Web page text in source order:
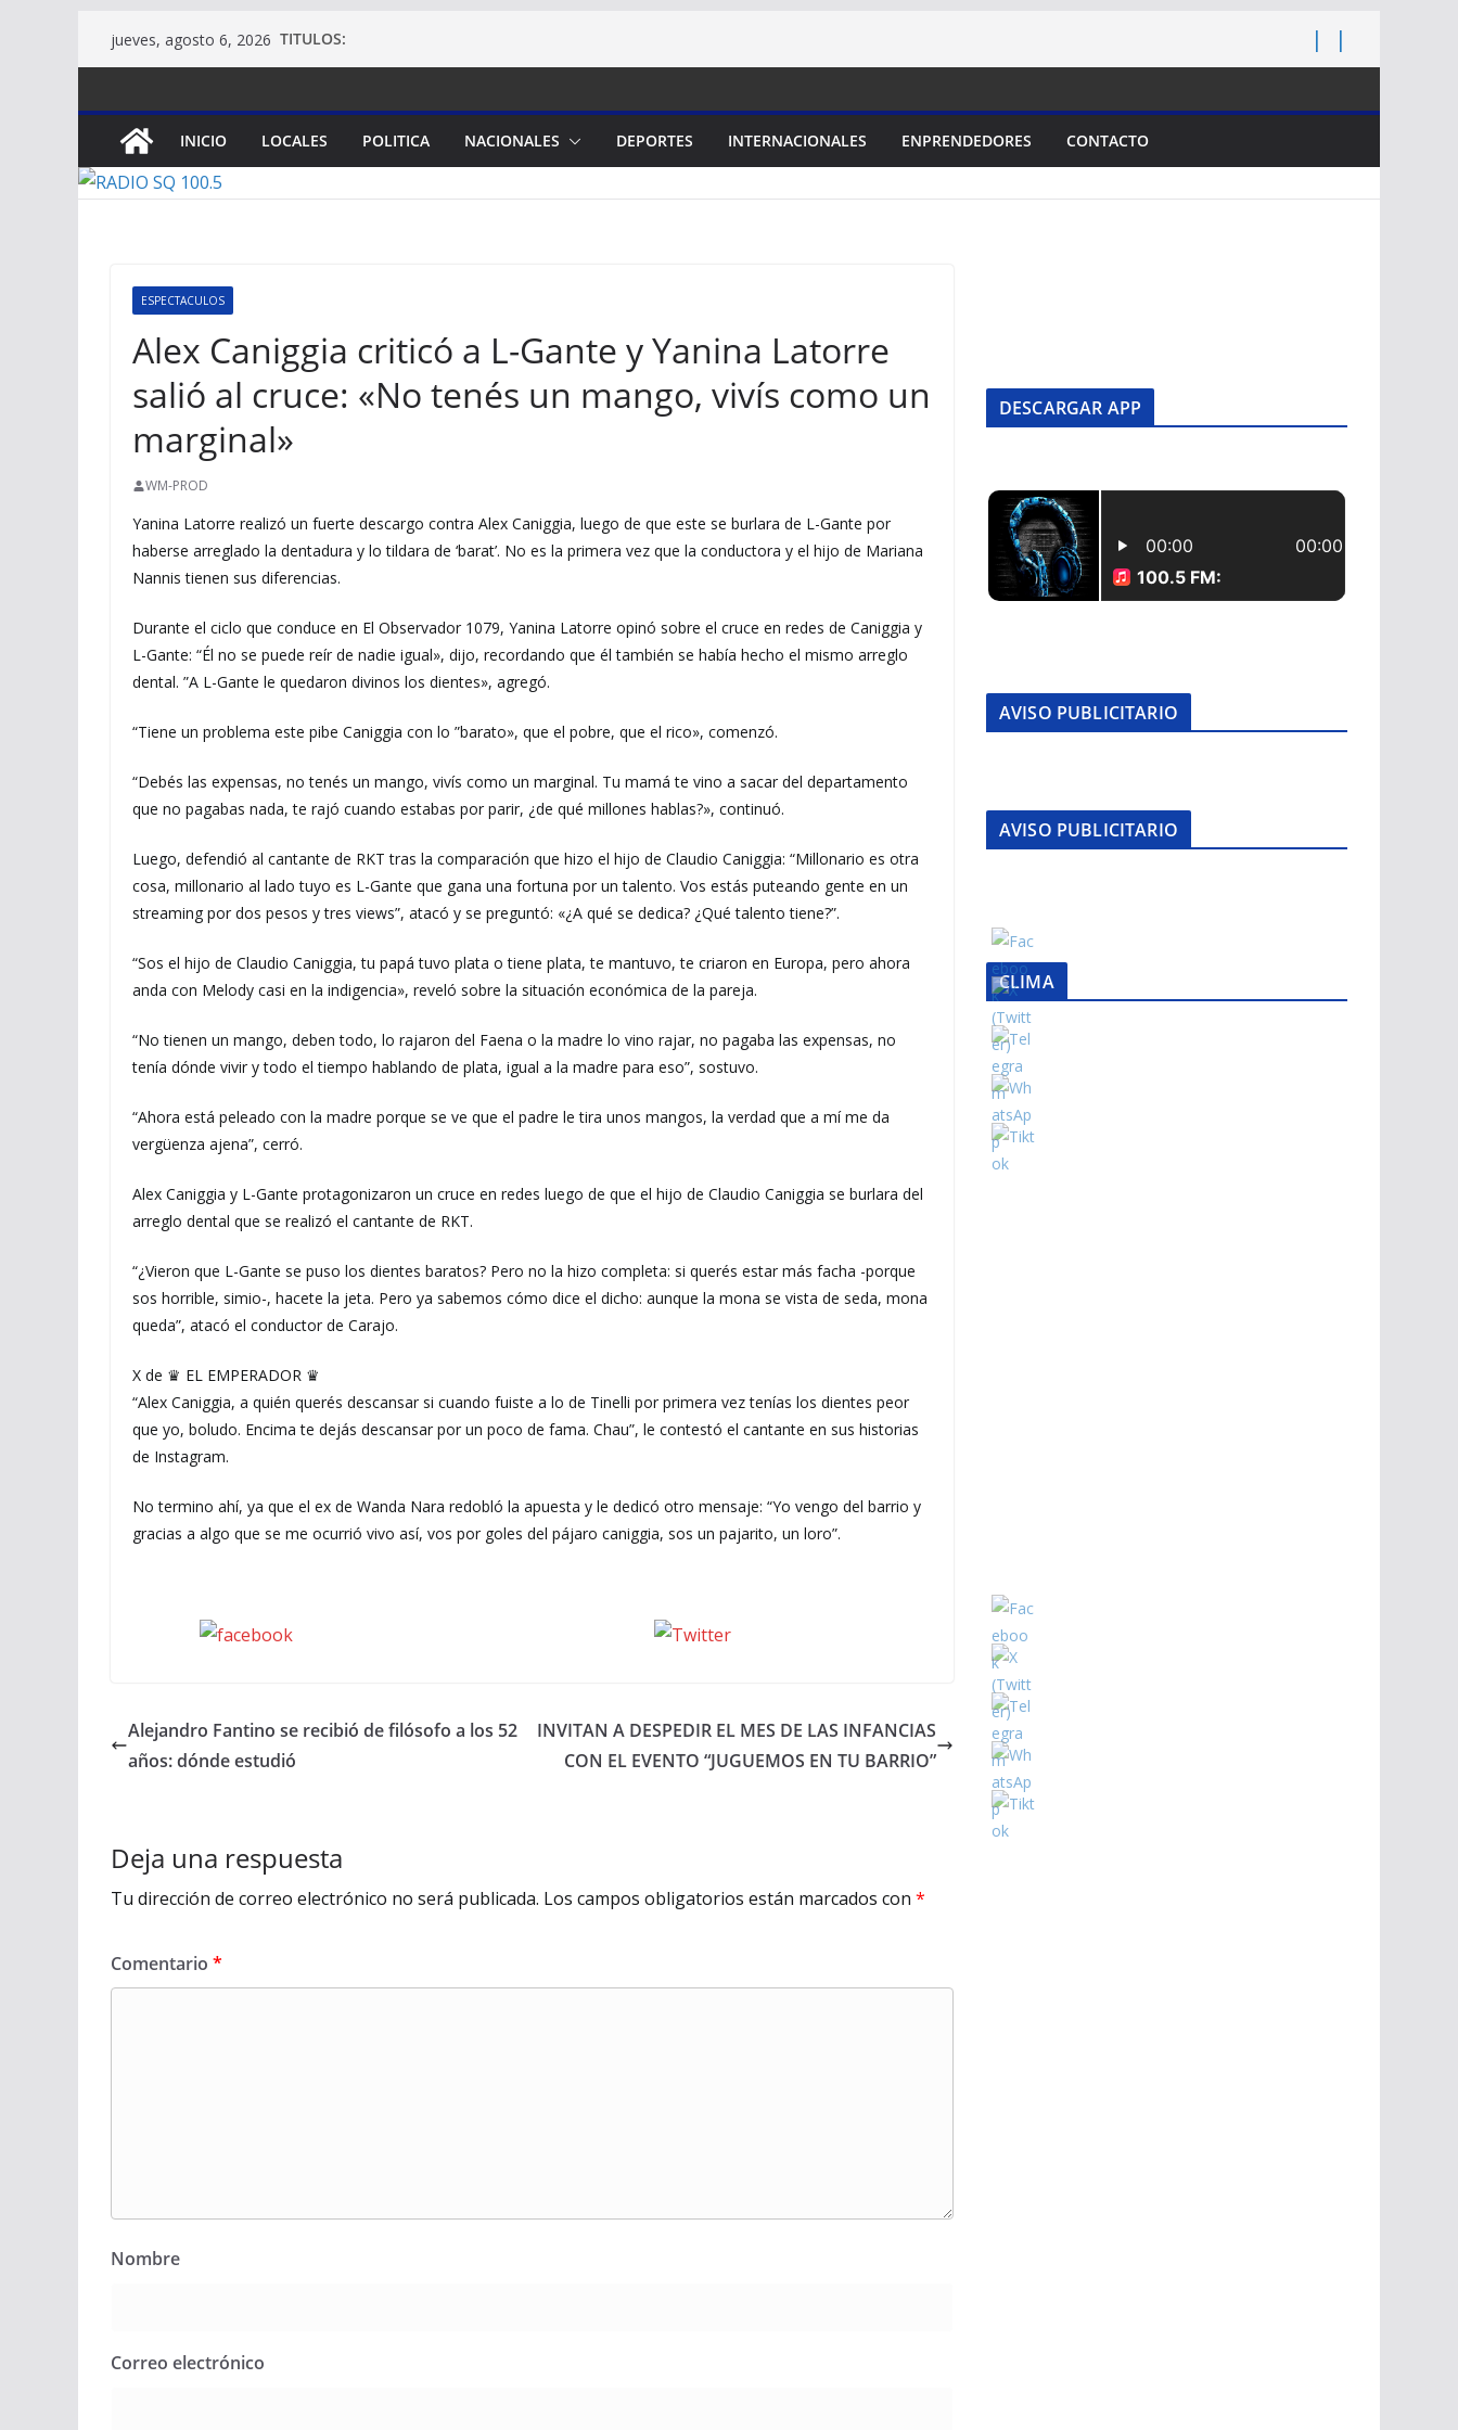
jueves, agosto 6, 2026 TITULOS:
INICIO LOCALES POLITICA NACIONALES DEPORTES INTERNACIONALES ENPRENDEDORES CONTACTO
ESPECTACULOS
Alex Caniggia criticó a L-Gante y Yanina Latorre
salió al cruce: «No tenés un mango, vivís como un
marginal»
WM-PROD
Yanina Latorre realizó un fuerte descargo contra Alex Caniggia, luego de que este se burlara de L-Gante por
haberse arreglado la dentadura y lo tildara de ‘barat’. No es la primera vez que la conductora y el hijo de Mariana
Nannis tienen sus diferencias.
Durante el ciclo que conduce en El Observador 1079, Yanina Latorre opinó sobre el cruce en redes de Caniggia y
L-Gante: “Él no se puede reír de nadie igual», dijo, recordando que él también se había hecho el mismo arreglo
dental. ”A L-Gante le quedaron divinos los dientes», agregó.
“Tiene un problema este pibe Caniggia con lo ”barato», que el pobre, que el rico», comenzó.
“Debés las expensas, no tenés un mango, vivís como un marginal. Tu mamá te vino a sacar del departamento
que no pagabas nada, te rajó cuando estabas por parir, ¿de qué millones hablas?», continuó.
Luego, defendió al cantante de RKT tras la comparación que hizo el hijo de Claudio Caniggia: “Millonario es otra
cosa, millonario al lado tuyo es L-Gante que gana una fortuna por un talento. Vos estás puteando gente en un
streaming por dos pesos y tres views”, atacó y se preguntó: «¿A qué se dedica? ¿Qué talento tiene?”.
“Sos el hijo de Claudio Caniggia, tu papá tuvo plata o tiene plata, te mantuvo, te criaron en Europa, pero ahora
anda con Melody casi en la indigencia», reveló sobre la situación económica de la pareja.
“No tienen un mango, deben todo, lo rajaron del Faena o la madre lo vino rajar, no pagaba las expensas, no
tenía dónde vivir y todo el tiempo hablando de plata, igual a la madre para eso”, sostuvo.
“Ahora está peleado con la madre porque se ve que el padre le tira unos mangos, la verdad que a mí me da
vergüenza ajena”, cerró.
Alex Caniggia y L-Gante protagonizaron un cruce en redes luego de que el hijo de Claudio Caniggia se burlara del
arreglo dental que se realizó el cantante de RKT.
“¿Vieron que L-Gante se puso los dientes baratos? Pero no la hizo completa: si querés estar más facha -porque
sos horrible, simio-, hacete la jeta. Pero ya sabemos cómo dice el dicho: aunque la mona se vista de seda, mona
queda”, atacó el conductor de Carajo.
X de ♛ EL EMPERADOR ♛
“Alex Caniggia, a quién querés descansar si cuando fuiste a lo de Tinelli por primera vez tenías los dientes peor
que yo, boludo. Encima te dejás descansar por un poco de fama. Chau”, le contestó el cantante en sus historias
de Instagram.
No termino ahí, ya que el ex de Wanda Nara redobló la apuesta y le dedicó otro mensaje: “Yo vengo del barrio y
gracias a algo que se me ocurrió vivo así, vos por goles del pájaro caniggia, sos un pajarito, un loro”.
Seguinos en Facebook
Alejandro Fantino se recibió de filósofo a los 52
años: dónde estudió
INVITAN A DESPEDIR EL MES DE LAS INFANCIAS
CON EL EVENTO “JUGUEMOS EN TU BARRIO”
Deja una respuesta
Tu dirección de correo electrónico no será publicada. Los campos obligatorios están marcados con *
Comentario *
Nombre
Correo electrónico
DESCARGAR APP
AVISO PUBLICITARIO
AVISO PUBLICITARIO
CLIMA